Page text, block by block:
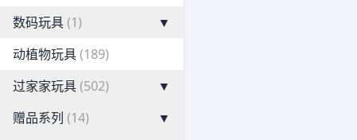
数码玩具(1)
▼
动植物玩具(189)
过家家玩具(502)
▼
赠品系列 (14)
▼